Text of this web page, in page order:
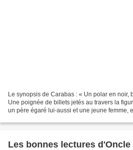
Le synopsis de Carabas : « Un polar en noir,
Une poignée de billets jetés au travers la
un père égaré lui-aussi et une jeune femme,
Les bonnes lectures